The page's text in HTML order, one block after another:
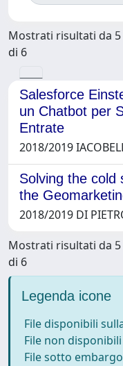
Mostrati risultati da 5
di 6
Salesforce
un Chatbot per
Entrate
2018/2019
Solving the cold
the
2018/2019 DI
Mostrati risultati da 5
di 6
Legenda icone
File disponibili
File non disponibili
File sotto embargo